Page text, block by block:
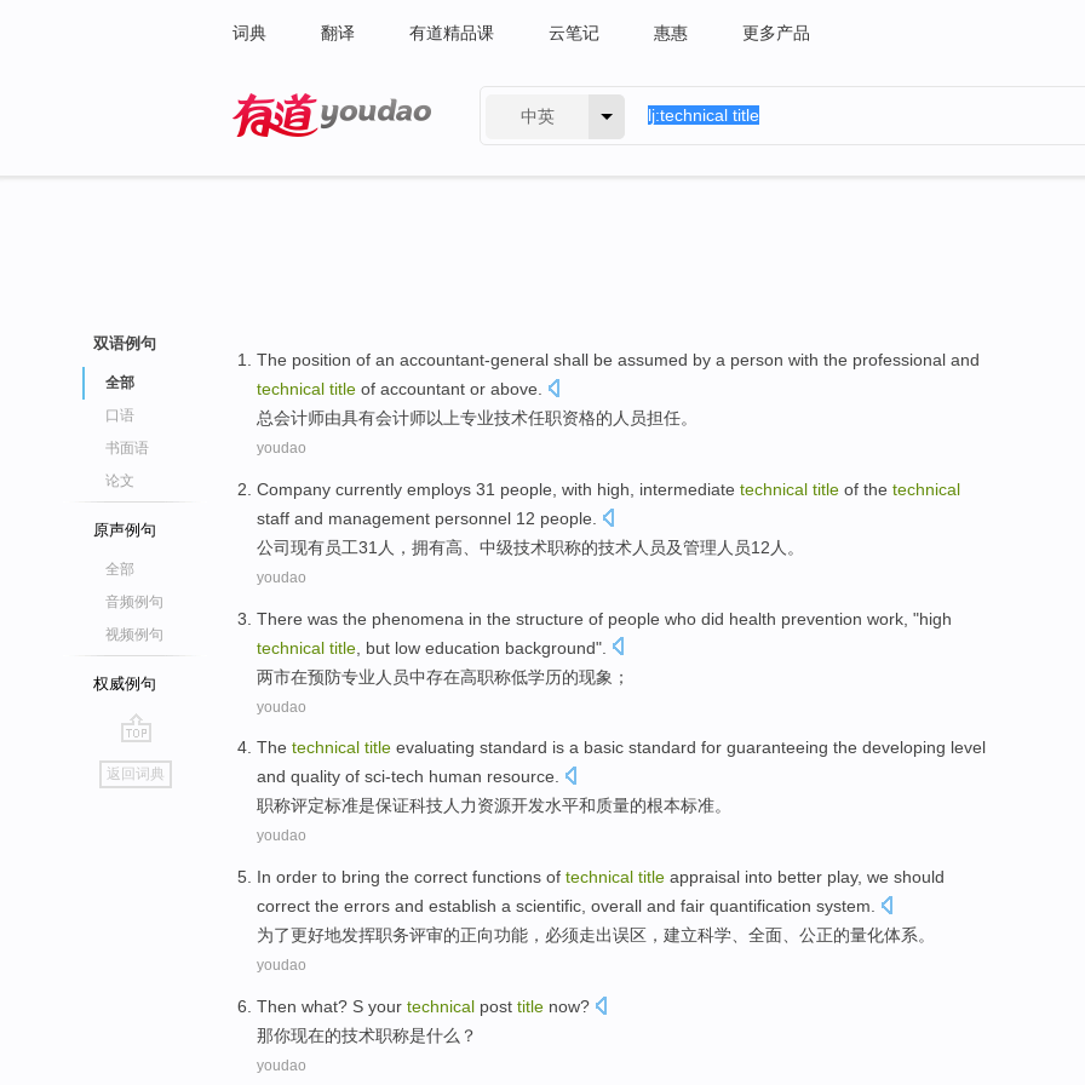
词典 翻译 有道精品课 云笔记 惠惠 更多产品
中英
双语例句
全部
口语
书面语
论文
原声例句
全部
音频例句
视频例句
权威例句
go
top
返回词典
The position of an accountant-general shall be assumed by a person with the professional and
technical title of accountant or above
总会计师由具有会计师以上专业技术任职资格的 人员担任。
youdao
Company currently employs 31 people with high intermediate technical title of the technical
staff and management personnel 12 people.
公司现有员工31 人 ， 拥有高 中级技术职称的技术人员及管理 人员12 人。
youdao
There was the phenomena in the structure of people who did health prevention work, "high
technical title , but low education background".
两市在预防专业 人员中存在高职称低学历的现象 ；
youdao
The technical title evaluating standard is a basic standard for guaranteeing the developing level
and quality of sci-tech human resource.
职称评定标准是保证科技人力资源开发水平和质量的根本标准。
youdao
In order to bring the correct functions of technical title appraisal into better play, we should
correct the errors and establish a scientific overall and fair quantification system
为了更好地发挥职务评审的正向功能 ， 必须走出误区 ， 建立科学 全面 公正的量化体系。
youdao
Then what? S your technical post title now?
那你现在的技术职称是什么 ？
youdao